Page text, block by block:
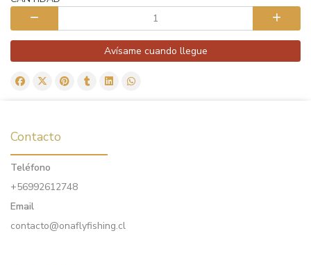
Avísame cuando llegue
Contacto
Teléfono
+56992612748
Email
contacto@onaflyfishing.cl